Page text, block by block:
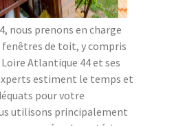
nous prenons en charge
de toit, y compris
Atlantique 44 et ses
estiment le temps et
pour votre
utilisons principalement